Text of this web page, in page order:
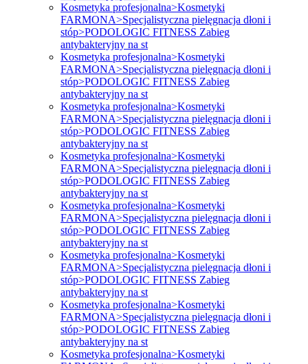
Kosmetyka profesjonalna>Kosmetyki
FARMONA>Specjalistyczna pielęgnacja dłoni i
stóp>PODOLOGIC FITNESS Zabieg
antybakteryjny na st
Kosmetyka profesjonalna>Kosmetyki
FARMONA>Specjalistyczna pielęgnacja dłoni i
stóp>PODOLOGIC FITNESS Zabieg
antybakteryjny na st
Kosmetyka profesjonalna>Kosmetyki
FARMONA>Specjalistyczna pielęgnacja dłoni i
stóp>PODOLOGIC FITNESS Zabieg
antybakteryjny na st
Kosmetyka profesjonalna>Kosmetyki
FARMONA>Specjalistyczna pielęgnacja dłoni i
stóp>PODOLOGIC FITNESS Zabieg
antybakteryjny na st
Kosmetyka profesjonalna>Kosmetyki
FARMONA>Specjalistyczna pielęgnacja dłoni i
stóp>PODOLOGIC FITNESS Zabieg
antybakteryjny na st
Kosmetyka profesjonalna>Kosmetyki
FARMONA>Specjalistyczna pielęgnacja dłoni i
stóp>PODOLOGIC FITNESS Zabieg
antybakteryjny na st
Kosmetyka profesjonalna>Kosmetyki
FARMONA>Specjalistyczna pielęgnacja dłoni i
stóp>PODOLOGIC FITNESS Zabieg
antybakteryjny na st
Kosmetyka profesjonalna>Kosmetyki